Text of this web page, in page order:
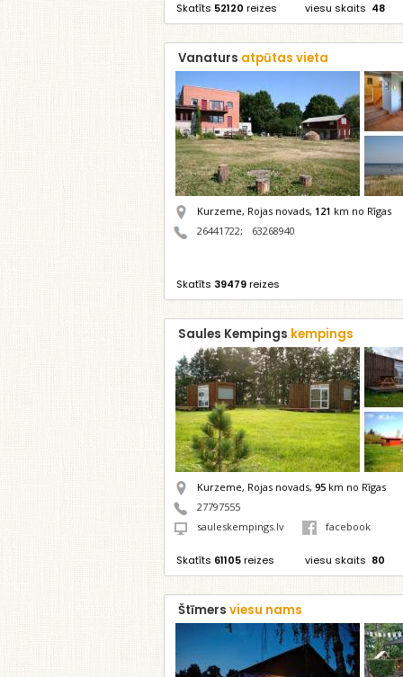
Skatīts 52120 reizes viesu skaits 48
Vanaturs atpūtas vieta
Kurzeme, Rojas novads, 121 km no Rīgas
26441722; 63268940
Skatīts 39479reizes
Saules Kempings kempings
Kurzeme, Rojas novads, 95 km no Rīgas
27797555
sauleskempings.lv
facebook
Skatīts 61105reizes viesu skaits 80
Štīmers viesu nams